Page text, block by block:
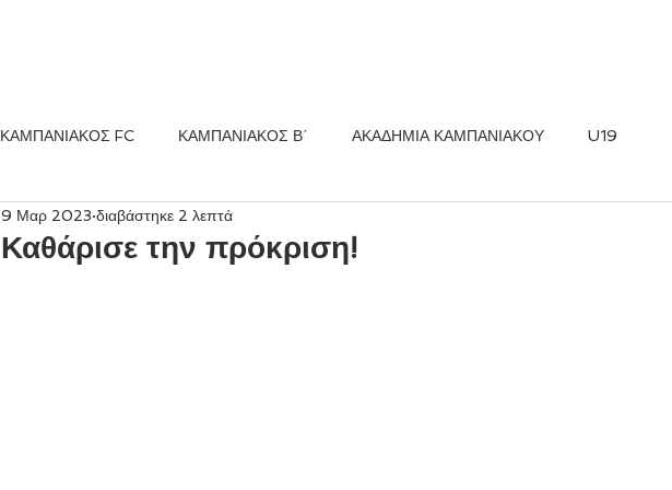
ΚΑΜΠΑΝΙΑΚΟΣ FC ΚΑΜΠΑΝΙΑΚΟΣ Β΄ ΑΚΑΔΗΜΙΑ ΚΑΜΠΑΝΙΑΚΟΥ U19
Καθάρισε την πρόκριση!
9 Μαρ 2023 διαβάστηκε 2 λεπτά